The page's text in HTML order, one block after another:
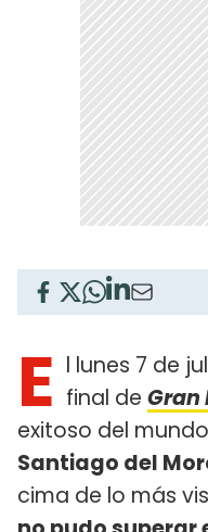
E l lunes 7 de
final de Gran
exitoso del
Santiago del
cima de lo más